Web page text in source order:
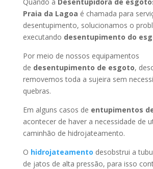
Praia da Lagoa é chamada para
desentupimento, solucionamos o
executando desentupimento do
Por meio de nossos equipamentos
de desentupimento de esgoto,
removemos toda a sujeira sem
quebras.
Em alguns casos de entupimentos
acontecer de haver a necessidade de
caminhão de hidrojateamento.
O hidrojateamento desobstrui a
de jatos de alta pressão, para isso